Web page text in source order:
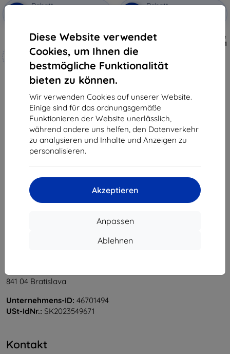
Diese Website verwendet
Cookies, um Ihnen die
bestmögliche Funktionalität
bieten zu können.
Wir verwenden Cookies auf unserer Website.
Einige sind für das ordnungsgemäße
Funktionieren der Website unerlässlich,
während andere uns helfen, den Datenverkehr
zu analysieren und Inhalte und Anzeigen zu
personalisieren.
Akzeptieren
Anpassen
Ablehnen
Rabatt
3mk Hammer Schutzfolie
Maßgeschneidert
hergestellt
19,90 €
17,91 €
Auf Lager 4 Stk.
Rabatt
3mk TechWrap matte Schutzfolie
für das Mitteldisplay BMW iX1 U11
47,90 €
43,11 €
vom ganzen6.
«
841 04 Bratislava
Unternehmens-ID: 46701494
USt-IdNr.: SK2023549671
Kontakt